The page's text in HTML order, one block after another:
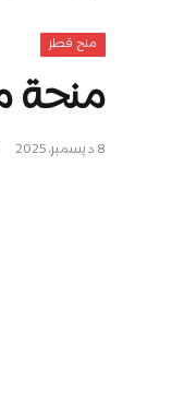
منح قطر
منحة
8 ديسمبر، 2025